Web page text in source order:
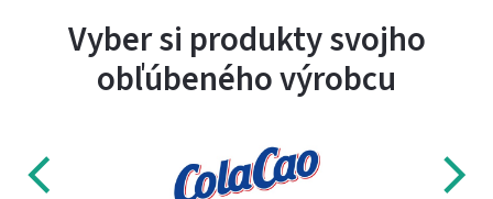
Vyber si produkty svojho
obľúbeného výrobcu